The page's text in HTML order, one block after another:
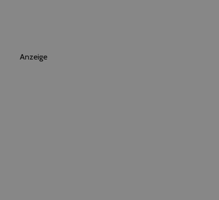
Anzeige